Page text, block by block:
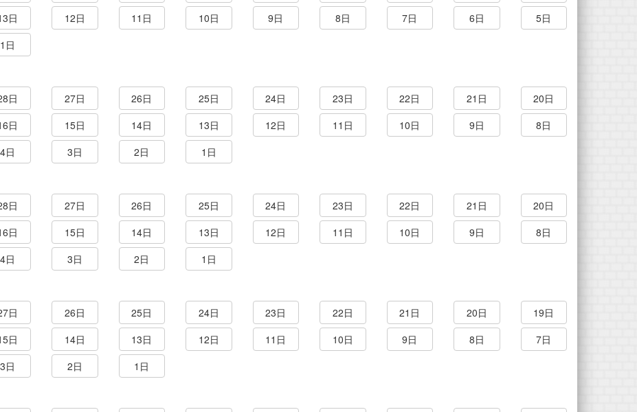
日 12日 11日 10日 9日 8日 7日 6日
5日
1日
日 27日 26日 25日 24日 23日 22日 21日
20日
日 15日 14日 13日 12日 11日 10日 9日
8日
4日 3日 2日 1日
日 27日 26日 25日 24日 23日 22日 21日
20日
日 15日 14日 13日 12日 11日 10日 9日
8日
4日 3日 2日 1日
日 26日 25日 24日 23日 22日 21日 20日
19日
日 14日 13日 12日 11日 10日 9日 8日
7日
3日 2日 1日